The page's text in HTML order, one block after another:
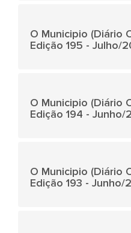
O Municipio (Diário
Edição 195 - Julho/
O Municipio (Diário
Edição 194 - Junho/
O Municipio (Diário
Edição 193 - Junho/